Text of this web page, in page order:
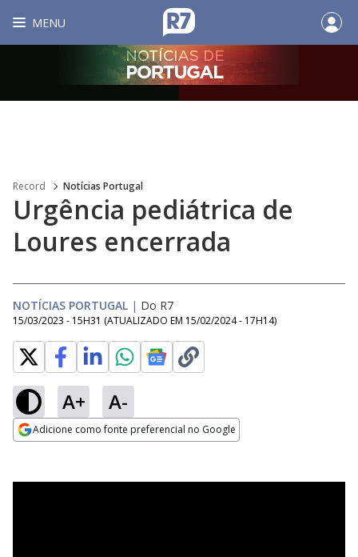
MENU
Record Notícias Portugal
Urgência pediátrica de
Loures encerrada
NOTÍCIAS PORTUGAL | Do R7
15/03/2023 - 15H31 (ATUALIZADO EM 15/02/2024 - 17H14)
A+ A-
Adicione como fonte preferencial no Google